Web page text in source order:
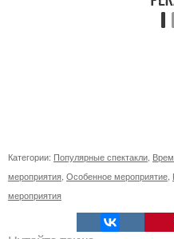
Категории: Популярные спектакли
мероприятия Особенное мероприятие
мероприятия